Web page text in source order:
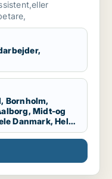
Bornholm,
Midt-og
Danmark, Hele